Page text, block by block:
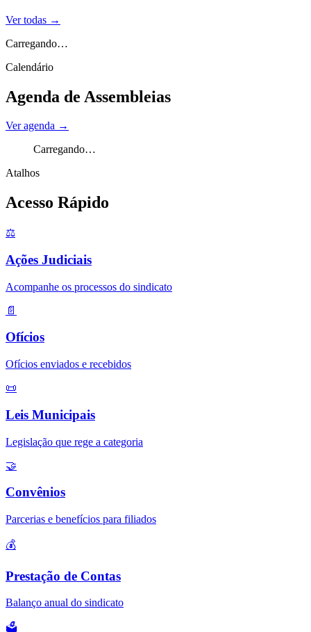
Ver todas →
Carregando…
Calendário
Agenda de Assembleias
Ver agenda →
Carregando…
Atalhos
Acesso Rápido
⚖️
Ações Judiciais
Acompanhe os processos do sindicato
📄
Ofícios
Ofícios enviados e recebidos
📜
Leis Municipais
Legislação que rege a categoria
🤝
Convênios
Parcerias e benefícios para filiados
💰
Prestação de Contas
Balanço anual do sindicato
🗳️